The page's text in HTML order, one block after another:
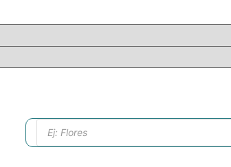
Búsqueda
de
productos